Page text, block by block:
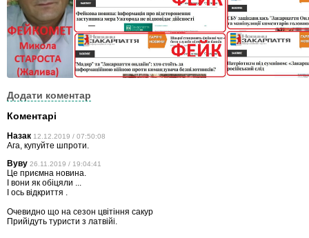
Додати коментар
Коментарі
Назак 12.12.2019 / 07:50:08
Ага, купуйте шпроти.
Вуву 26.11.2019 / 19:04:41
Це приємна новина.
І вони як обіцяли ...
І ось відкриття .
Очевидно що на сезон цвітіння сакур
Прийідуть туристи з латвійі.